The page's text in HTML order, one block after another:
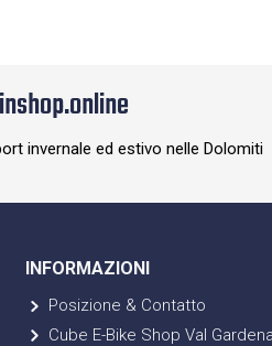
invernale ed estivo nelle Dolomiti
INFORMAZIONI
Posizione & Contatto
Cube E-Bike Shop Val Gardena